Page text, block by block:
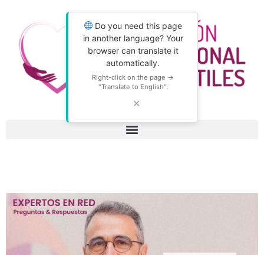
Do you need this page
in another language? Your
browser can translate it
automatically.
Right-click on the page →
"Translate to English".
✕